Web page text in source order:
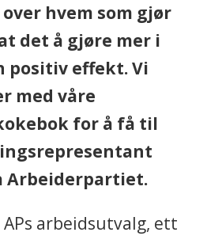
hvem som gjør
det å gjøre mer i
positiv effekt. Vi
med våre
for å få til
Arbeiderpartiet.
arbeidsutvalg, ett